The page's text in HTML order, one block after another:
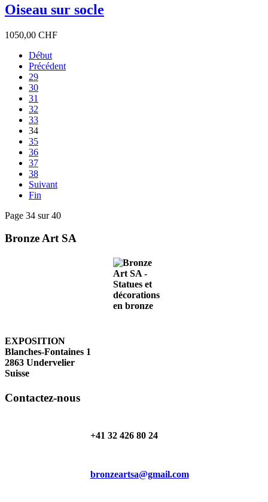
Oiseau sur socle
1050,00 CHF
Début
Précédent
29
30
31
32
33
34
35
36
37
38
Suivant
Fin
Page 34 sur 40
Bronze Art SA
EXPOSITION
Blanches-Fontaines 1
2863 Undervelier
Suisse
Contactez-nous
+41 32 426 80 24
bronzeartsa@gmail.com